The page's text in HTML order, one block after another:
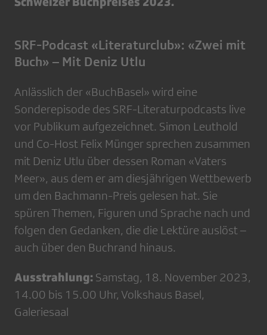
SRF-Podcast «Literaturclub»: «Zwei mit
Buch» – Mit Deniz Utlu
Anlässlich der «BuchBasel» wird eine
Sonderepisode des SRF-Literaturpodcasts live
vor Publikum aufgezeichnet. Simon Leuthold
und Co-Host Felix Münger sprechen zusammen
mit Deniz Utlu über dessen Roman «Vaters
Meer», aus dem er am diesjährigen Wettbewerb
um den Bachmann-Preis gelesen hat. Sie
spüren Themen, Figuren und Sprache nach und
folgen den Gedanken, die die Lektüre auslöst –
auch über den Buchrand hinaus.
Ausstrahlung: Samstag, 18. November 2023,
14.00 bis 15.00 Uhr, Volkshaus Basel,
Galeriesaal